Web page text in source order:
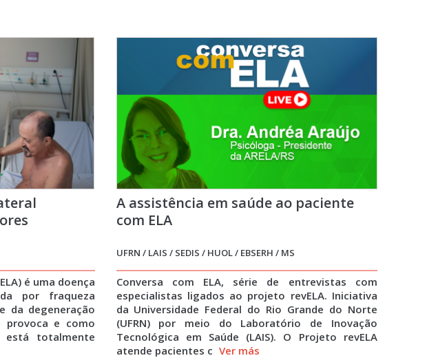
é uma doença
por fraqueza
da degeneração
provoca e como
está totalmente
A assistência em saúde ao paciente
com ELA
UFRN / LAIS / SEDIS / HUOL / EBSERH / MS
Conversa com ELA, série de entrevistas com
especialistas ligados ao projeto revELA. Iniciativa
da Universidade Federal do Rio Grande do Norte
(UFRN) por meio do Laboratório de Inovação
Tecnológica em Saúde (LAIS). O Projeto revELA
atende pacientes c Ver más